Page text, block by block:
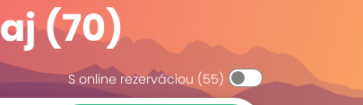
(70)
S online rezerváciou (55)